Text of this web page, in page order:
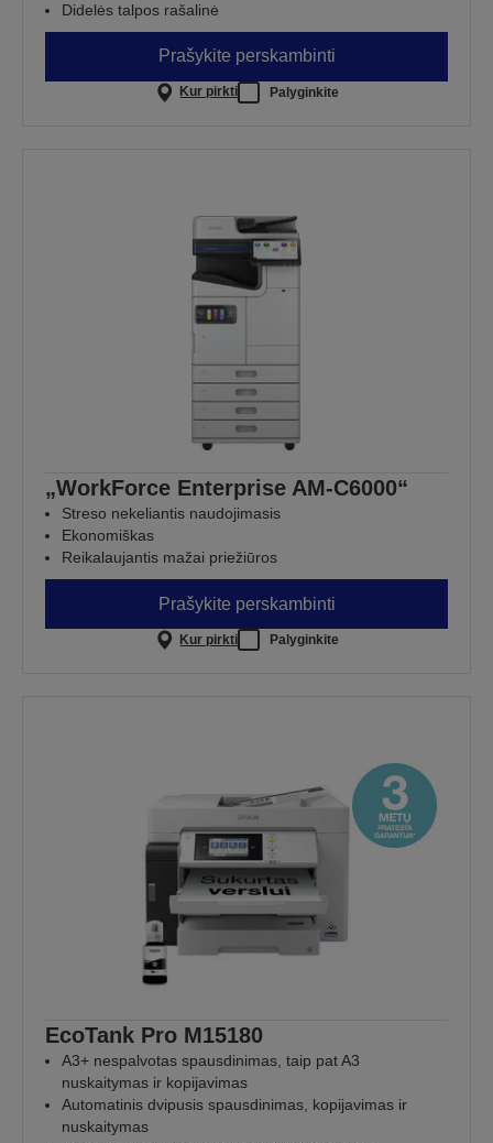
Didelės talpos rašalinė
Prašykite perskambinti
Kur pirkti Palyginkite
„WorkForce Enterprise AM-C6000“
Streso nekeliantis naudojimasis
Ekonomiškas
Reikalaujantis mažai priežiūros
Prašykite perskambinti
Kur pirkti Palyginkite
EcoTank Pro M15180
A3+ nespalvotas spausdinimas, taip pat A3
nuskaitymas ir kopijavimas
Automatinis dvipusis spausdinimas, kopijavimas ir
nuskaitymas